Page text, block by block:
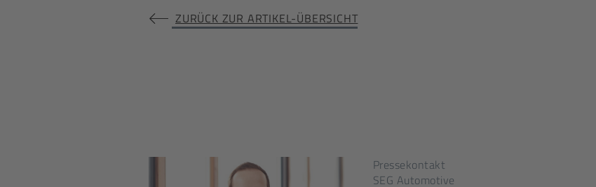
ZURÜCK ZUR ARTIKEL-ÜBERSICHT
Pressekontakt
SEG Automotive